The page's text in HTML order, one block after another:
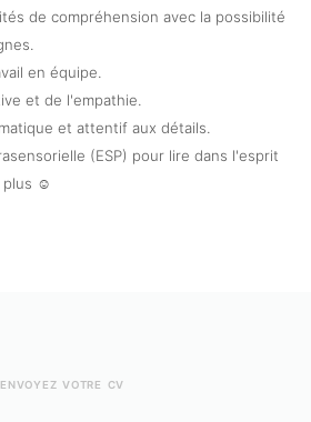
de compréhension avec la possibilité
en équipe.
et de l'empathie.
et attentif aux détails.
(ESP) pour lire dans l'esprit
plus ☺
ENVOYEZ VOTRE CV